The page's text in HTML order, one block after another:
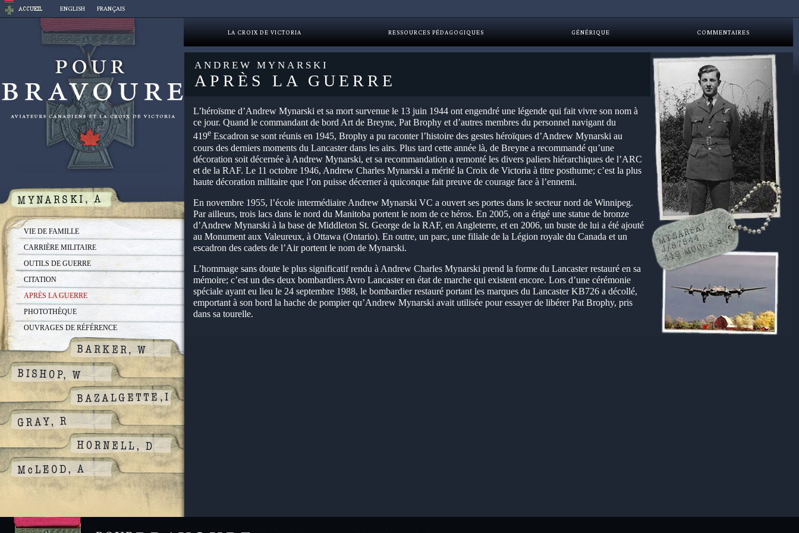
Aller
au
contenu
ENGLISH FRANÇAIS
VIE DE FAMILLE
CARRIÈRE MILITAIRE
OUTILS DE GUERRE
CITATION
APRÈS LA GUERRE
PHOTOTHÈQUE
OUVRAGES DE RÉFÉRENCE
LA CROIX DE VICTORIA RESSOURCES PÉDAGOGIQUES GÉNÉRIQUE COMMENTAIRES
ANDREW MYNARSKI
APRÈS LA GUERRE
L’héroïsme d’Andrew Mynarski et sa mort survenue le 13 juin 1944 ont engendré une légende qui fait vivre son nom à
ce jour. Quand le commandant de bord Art de Breyne, Pat Brophy et d’autres membres du personnel navigant du
419e Escadron se sont réunis en 1945, Brophy a pu raconter l’histoire des gestes héroïques d’Andrew Mynarski au
cours des derniers moments du Lancaster dans les airs. Plus tard cette année là, de Breyne a recommandé qu’une
décoration soit décernée à Andrew Mynarski, et sa recommandation a remonté les divers paliers hiérarchiques de l’ARC
et de la RAF. Le 11 octobre 1946, Andrew Charles Mynarski a mérité la Croix de Victoria à titre posthume; c’est la plus
haute décoration militaire que l’on puisse décerner à quiconque fait preuve de courage face à l’ennemi.
En novembre 1955, l’école intermédiaire Andrew Mynarski VC a ouvert ses portes dans le secteur nord de Winnipeg.
Par ailleurs, trois lacs dans le nord du Manitoba portent le nom de ce héros. En 2005, on a érigé une statue de bronze
d’Andrew Mynarski à la base de Middleton St. George de la RAF, en Angleterre, et en 2006, un buste de lui a été ajouté
au Monument aux Valeureux, à Ottawa (Ontario). En outre, un parc, une filiale de la Légion royale du Canada et un
escadron des cadets de l’Air portent le nom de Mynarski.
L’hommage sans doute le plus significatif rendu à Andrew Charles Mynarski prend la forme du Lancaster restauré en sa
mémoire; c’est un des deux bombardiers Avro Lancaster en état de marche qui existent encore. Lors d’une cérémonie
spéciale ayant eu lieu le 24 septembre 1988, le bombardier restauré portant les marques du Lancaster KB726 a décollé,
emportant à son bord la hache de pompier qu’Andrew Mynarski avait utilisée pour essayer de libérer Pat Brophy, pris
dans sa tourelle.